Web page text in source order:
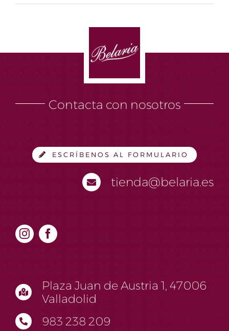
Contacta con nosotros
ESCRÍBENOS AL FORMULARIO
tienda@belaria.es
Plaza Juan de Austria 1, 47006
Valladolid
983 238 209